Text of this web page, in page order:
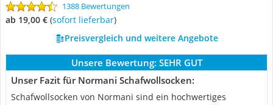
1388 Bewertungen
ab 19,00 € ( Sofort lieferbar)
Preisvergleich und weitere Angebote
Unsere Bewertung: SEHR GUT
Unser Fazit für Normani Schafwollsocken:
Schafwollsocken von Normani sind ein hochwertiges